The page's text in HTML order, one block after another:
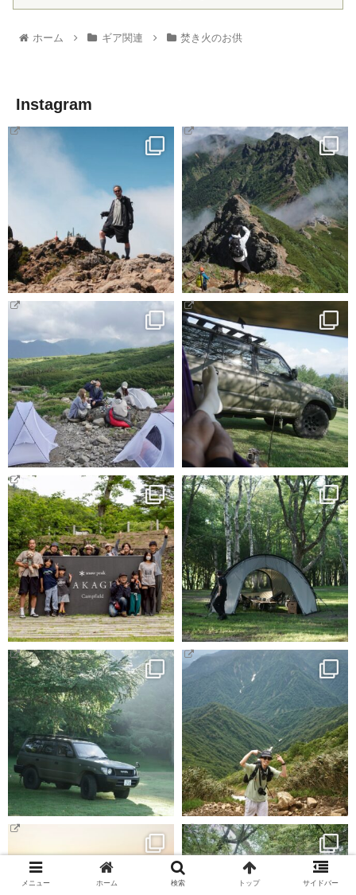
ホーム ギア関連 焚き火のお供
Instagram
メニュー ホーム 検索 トップ サイドバー